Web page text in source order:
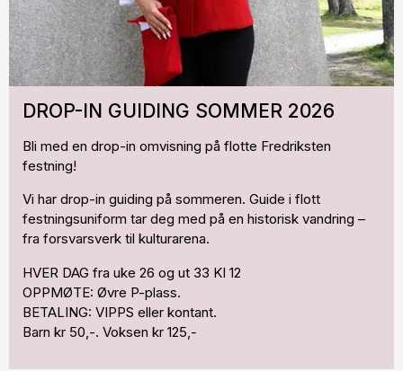
DROP-IN GUIDING SOMMER 2026
Bli med en drop-in omvisning på flotte Fredriksten
festning!
Vi har drop-in guiding på sommeren. Guide i flott
festningsuniform tar deg med på en historisk vandring –
fra forsvarsverk til kulturarena.
HVER DAG fra uke 26 og ut 33 Kl 12
OPPMØTE: Øvre P-plass.
BETALING: VIPPS eller kontant.
Barn kr 50,-. Voksen kr 125,-